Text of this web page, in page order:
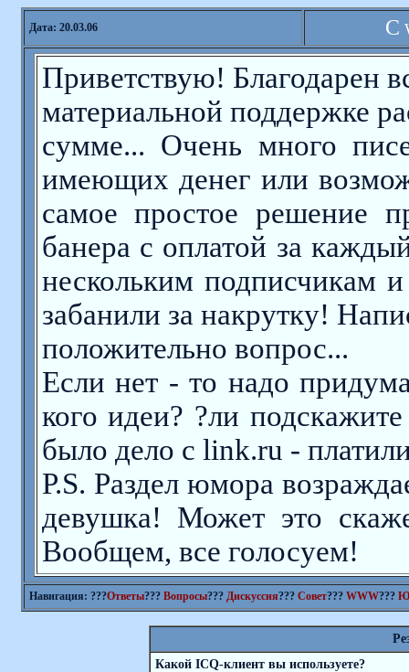
Дата: 20.03.06 C
Приветствую! Благодарен
материальной поддержке
сумме... Очень много
имеющих денег или
самое простое решение
банера с оплатой за
нескольким подписчикам
забанили за накрутку!
положительно вопрос...
Если нет - то надо
кого идеи? ?ли
было дело с link.ru -
P.S. Раздел юмора
девушка! Может это
Вообщем, все голосуем!
Навигация: ???Ответы??? Вопросы??? Дискуссия??? Совет??? WWW???
Какой ICQ-клиент вы используете?